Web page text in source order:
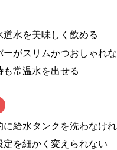
道水を美味しく飲める
ーがスリムかつおしゃれ
も常温水を出せる
に給水タンクを洗わなけ
定を細かく変えられない